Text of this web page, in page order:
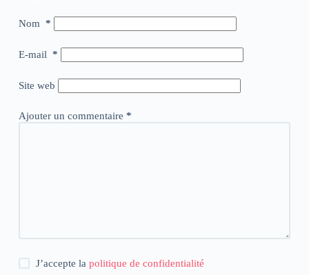
Nom *
E-mail *
Site web
Ajouter un commentaire *
J’accepte lapolitique de confidentialité